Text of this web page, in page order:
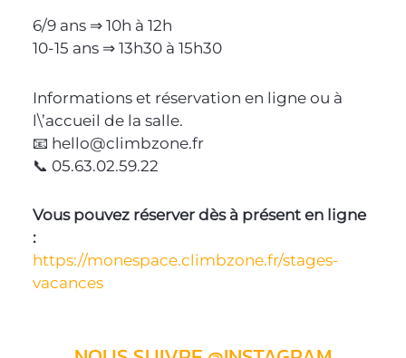
6/9 ans ⇒ 10h à 12h
10-15 ans ⇒ 13h30 à 15h30
Informations et réservation en ligne ou à
l\’accueil de la salle.
📧 hello@climbzone.fr
📞 05.63.02.59.22
Vous pouvez réserver dès à présent en ligne
:
https://monespace.climbzone.fr/stages-
vacances